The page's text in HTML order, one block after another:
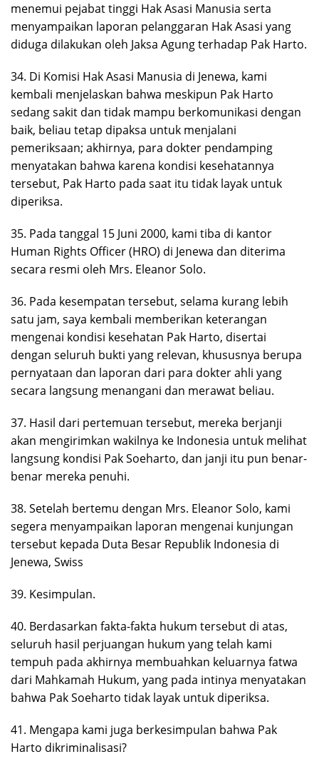
menemui pejabat tinggi Hak Asasi Manusia serta
menyampaikan laporan pelanggaran Hak Asasi yang
diduga dilakukan oleh Jaksa Agung terhadap Pak Harto.
34. Di Komisi Hak Asasi Manusia di Jenewa, kami
kembali menjelaskan bahwa meskipun Pak Harto
sedang sakit dan tidak mampu berkomunikasi dengan
baik, beliau tetap dipaksa untuk menjalani
pemeriksaan; akhirnya, para dokter pendamping
menyatakan bahwa karena kondisi kesehatannya
tersebut, Pak Harto pada saat itu tidak layak untuk
diperiksa.
35. Pada tanggal 15 Juni 2000, kami tiba di kantor
Human Rights Officer (HRO) di Jenewa dan diterima
secara resmi oleh Mrs. Eleanor Solo.
36. Pada kesempatan tersebut, selama kurang lebih
satu jam, saya kembali memberikan keterangan
mengenai kondisi kesehatan Pak Harto, disertai
dengan seluruh bukti yang relevan, khususnya berupa
pernyataan dan laporan dari para dokter ahli yang
secara langsung menangani dan merawat beliau.
37. Hasil dari pertemuan tersebut, mereka berjanji
akan mengirimkan wakilnya ke Indonesia untuk melihat
langsung kondisi Pak Soeharto, dan janji itu pun benar-
benar mereka penuhi.
38. Setelah bertemu dengan Mrs. Eleanor Solo, kami
segera menyampaikan laporan mengenai kunjungan
tersebut kepada Duta Besar Republik Indonesia di
Jenewa, Swiss
39. Kesimpulan.
40. Berdasarkan fakta-fakta hukum tersebut di atas,
seluruh hasil perjuangan hukum yang telah kami
tempuh pada akhirnya membuahkan keluarnya fatwa
dari Mahkamah Hukum, yang pada intinya menyatakan
bahwa Pak Soeharto tidak layak untuk diperiksa.
41. Mengapa kami juga berkesimpulan bahwa Pak
Harto dikriminalisasi?